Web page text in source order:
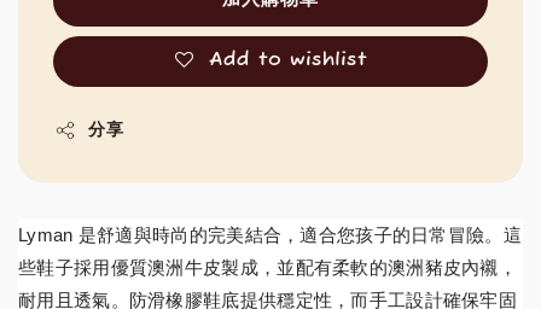
Add to wishlist
分享
Lyman 是舒適與時尚的完美結合，適合您孩子的日常冒險。這
些鞋子採用優質澳洲牛皮製成，並配有柔軟的澳洲豬皮內襯，
耐用且透氣。防滑橡膠鞋底提供穩定性，而手工設計確保牢固